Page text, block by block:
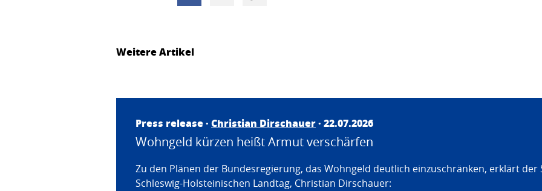
Weitere Artikel
Press release · Christian Dirschauer· 22.07.2026
Wohngeld kürzen heißt Armut verschärfen
Zu den Plänen der Bundesregierung, das Wohngeld deutlich einzuschränken, erklärt der
Schleswig-Holsteinischen Landtag, Christian Dirschauer: